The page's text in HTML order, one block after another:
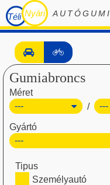
Téli Nyári AUTÓGUMI
Gumiabroncs
Méret
/
Gyártó
Tipus
Személyautó